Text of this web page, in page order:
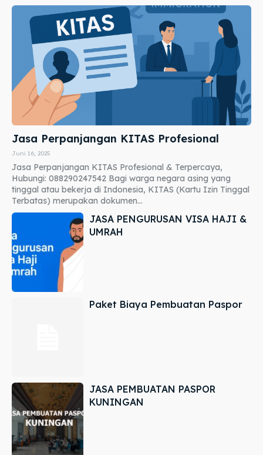
Jasa Perpanjangan KITAS Profesional
Juni 16, 2025
Jasa Perpanjangan KITAS Profesional & Terpercaya,
Hubungi: 088290247542 Bagi warga negara asing yang
tinggal atau bekerja di Indonesia, KITAS (Kartu Izin Tinggal
Terbatas) merupakan dokumen...
JASA PENGURUSAN VISA HAJI &
UMRAH
Paket Biaya Pembuatan Paspor
JASA PEMBUATAN PASPOR
KUNINGAN